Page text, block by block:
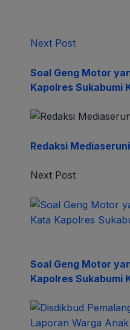
Next Post
Soal Geng Motor
Kapolres Sukabumi
Redaksi Mediaseruni
Next Post
Soal Geng Motor
Kapolres Sukabumi